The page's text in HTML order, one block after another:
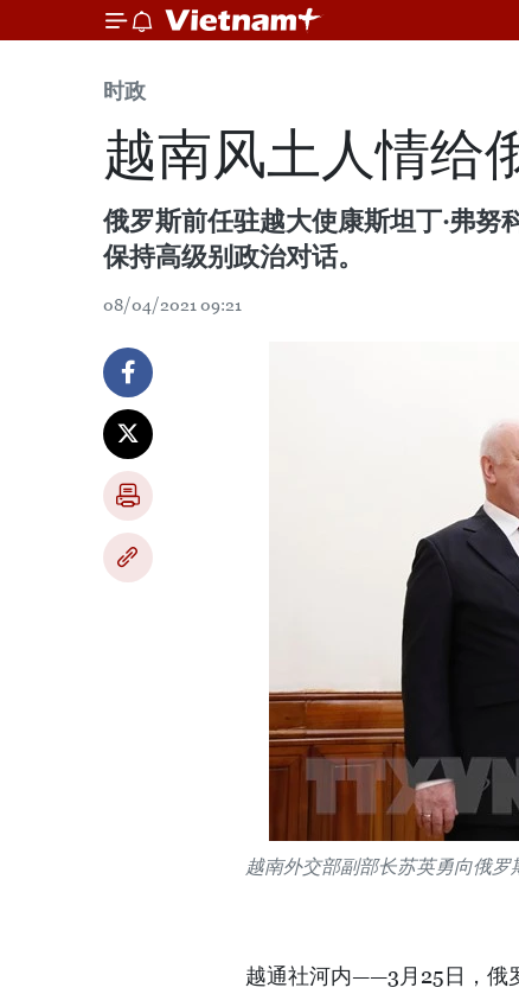
时政
越南风土人情给
俄罗斯前任驻越大使康斯坦丁·弗
保持高级别政治对话。
08/04/2021 09:21
越南外交部副部长苏英勇向俄
越通社河内——3月25日，俄